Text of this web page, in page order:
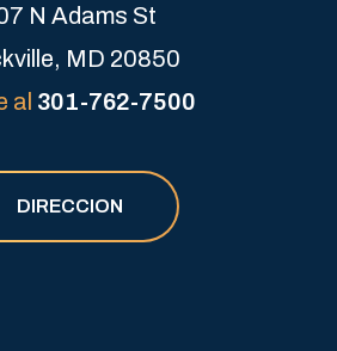
N Adams St
MD 20850
al 301-762-7500
DIRECCION